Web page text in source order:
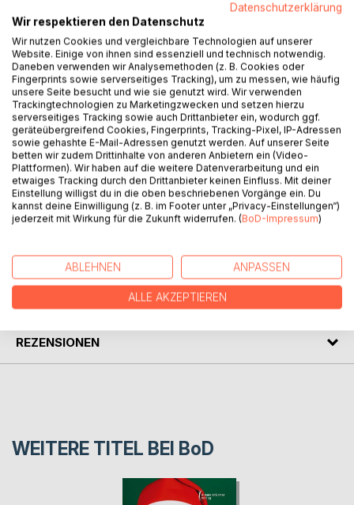
Fabian Koch versteht die Welt nicht mehr - er wollte nur
einen netten Abend in einer Schwulenbar verbringen, aber
nun scheint alles um ihn herum verändert zu sein. Seine
Wohnung ist weg, ja sogar die Schwulenbar existiert nicht
mehr. Als er sich hilfesuchend an die Polizei wendet, kann
diese ihm auch nicht helfen. Nach und nach muss Fabian
erkennen, dass etwas ganz und gar nicht stimmt, denn es
stellt sich heraus, dass es keine anderen Homosexuellen
auf der Welt gibt. Die Polizei nimmt sich des Falles an und
steckt Fabian in eine Sozial-WG. Dort begegnet er Silas,
der über seltsame Augen und besondere Fähigkeiten
verfügt. Silas weiß, was geschehen ist, und Fabian gefällt
ganz und gar nicht, was mit ihm passiert ist ...
AUTOR/IN
REZENSIONEN
WEITERE TITEL BEI BoD
Datenschutzerklärung
Wir respektieren den Datenschutz
Wir nutzen Cookies und vergleichbare Technologien auf unserer
Website. Einige von ihnen sind essenziell und technisch notwendig.
Daneben verwenden wir Analysemethoden (z. B. Cookies oder
Fingerprints sowie serverseitiges Tracking), um zu messen, wie häufig
unsere Seite besucht und wie sie genutzt wird. Wir verwenden
Trackingtechnologien zu Marketingzwecken und setzen hierzu
serverseitiges Tracking sowie auch Drittanbieter ein, wodurch ggf.
geräteübergreifend Cookies, Fingerprints, Tracking-Pixel, IP-Adressen
sowie gehashte E-Mail-Adressen genutzt werden. Auf unserer Seite
betten wir zudem Drittinhalte von anderen Anbietern ein (Video-
Plattformen). Wir haben auf die weitere Datenverarbeitung und ein
etwaiges Tracking durch den Drittanbieter keinen Einfluss. Mit deiner
Einstellung willigst du in die oben beschriebenen Vorgänge ein. Du
kannst deine Einwilligung (z. B. im Footer unter „Privacy-Einstellungen“)
jederzeit mit Wirkung für die Zukunft widerrufen. (BoD-Impressum)
ABLEHNEN ANPASSEN
ALLE AKZEPTIEREN